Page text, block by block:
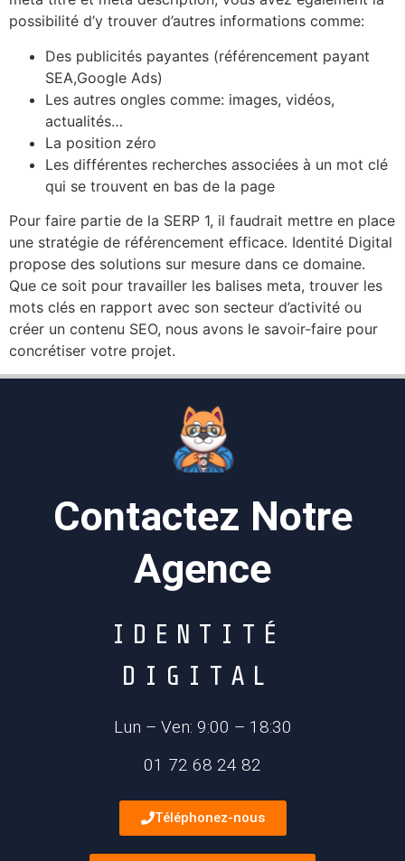
possibilité d’y trouver d’autres informations comme:
Des publicités payantes (référencement payant
SEA,Google Ads)
Les autres ongles comme: images, vidéos,
actualités…
La position zéro
Les différentes recherches associées à un mot clé
qui se trouvent en bas de la page
Pour faire partie de la SERP 1, il faudrait mettre en place
une stratégie de référencement efficace. Identité Digital
propose des solutions sur mesure dans ce domaine.
Que ce soit pour travailler les balises meta, trouver les
mots clés en rapport avec son secteur d’activité ou
créer un contenu SEO, nous avons le savoir-faire pour
concrétiser votre projet.
Contactez Notre
Agence
I D E N T I T É
D I G I T A L
Lun – Ven: 9:00 – 18:30
01 72 68 24 82
Téléphonez-nous